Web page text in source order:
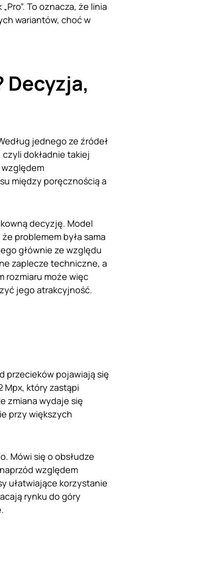
To oznacza, że linia
wariantów, choć w
Decyzja,
jednego ze źródeł
dokładnie takiej
względem
między poręcznością a
decyzję. Model
problemem była sama
głównie ze względu
zaplecze techniczne, a
rozmiaru może więc
jego atrakcyjność.
przecieków pojawiają się
Mpx, który zastąpi
zmiana wydaje się
przy większych
Mówi się o obsłudze
względem
ułatwiające korzystanie
rynku do góry